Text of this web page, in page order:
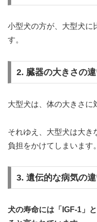
小型犬の方が、大型犬に
す。
2. 臓器の大きさの
大型犬は、体の大きさに
それゆえ、大型犬は大き
負担をかけてしまいます。
3. 遺伝的な病気の
犬の寿命には「IGF-1」